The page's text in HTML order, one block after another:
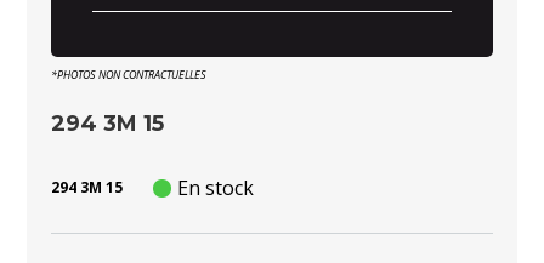
*PHOTOS NON CONTRACTUELLES
294 3M 15
294 3M 15 En stock